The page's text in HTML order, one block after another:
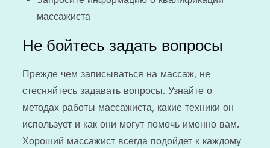
массажиста
Не бойтесь задать вопросы
Прежде чем записываться на массаж, не
стесняйтесь задавать вопросы. Узнайте о
методах работы массажиста, какие техники он
использует и как они могут помочь именно вам.
Хороший массажист всегда подойдет к каждому